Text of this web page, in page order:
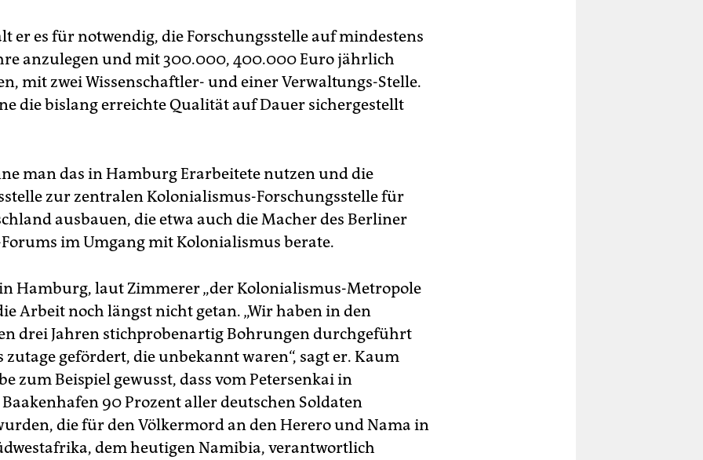
er es für notwendig, die Forschungsstelle auf mindestens
anzulegen und mit 300.000, 400.000 Euro jährlich
mit zwei Wissenschaftler- und einer Verwaltungs-Stelle.
die bislang erreichte Qualität auf Dauer sichergestellt
man das in Hamburg Erarbeitete nutzen und die
zur zentralen Kolonialismus-Forschungsstelle für
ausbauen, die etwa auch die Macher des Berliner
im Umgang mit Kolonialismus berate.
Hamburg, laut Zimmerer „der Kolonialismus-Metropole
Arbeit noch längst nicht getan. „Wir haben in den
drei Jahren stichprobenartig Bohrungen durchgeführt
zutage gefördert, die unbekannt waren“, sagt er. Kaum
zum Beispiel gewusst, dass vom Petersenkai in
90 Prozent aller deutschen Soldaten
die für den Völkermord an den Herero und Nama in
dem heutigen Namibia, verantwortlich